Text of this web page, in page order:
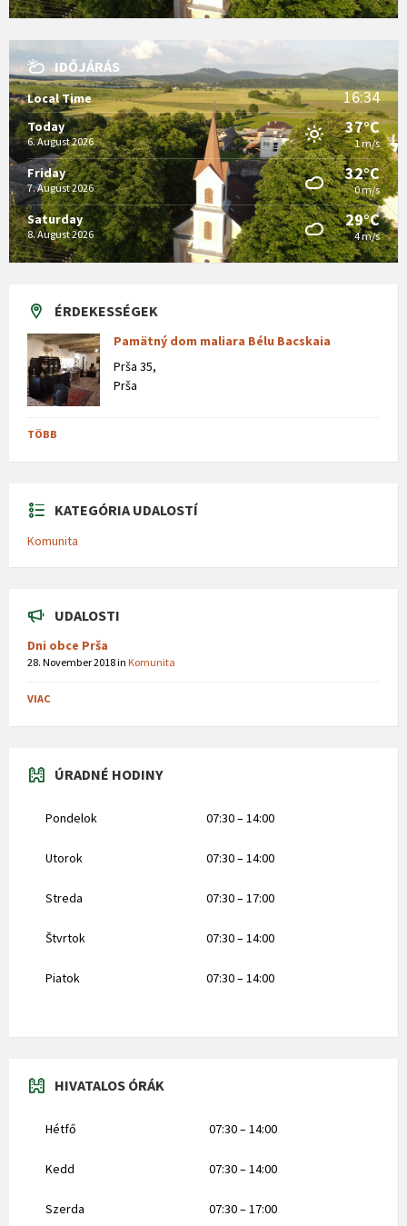
IDŐJÁRÁS
Local Time 16:34
Today
6. August 2026
37°C
1 m/s
Friday
7. August 2026
32°C
0 m/s
Saturday
8. August 2026
29°C
4 m/s
ÉRDEKESSÉGEK
Pamätný dom maliara Bélu Bacskaia
Prša 35,
Prša
TÖBB
KATEGÓRIA UDALOSTÍ
Komunita
UDALOSTI
Dni obce Prša
28. November 2018in Komunita
VIAC
ÚRADNÉ HODINY
Pondelok 07:30 – 14:00
Utorok 07:30 – 14:00
Streda 07:30 – 17:00
Štvrtok 07:30 – 14:00
Piatok 07:30 – 14:00
HIVATALOS ÓRÁK
Hétfő 07:30 – 14:00
Kedd 07:30 – 14:00
Szerda 07:30 – 17:00